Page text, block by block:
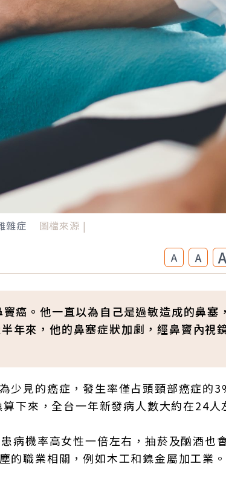
雜症 圖檔來源 |
A A A
癌。他一直以為自己是過敏造成的鼻塞
年來，他的鼻塞症狀加劇，經鼻竇內視
為少見的癌症，發生率僅占頭頸部癌症的
下來，全台一年新發病人數大約在24人
病機率高女性一倍左右，抽菸及酗酒也
的職業相關，例如木工和鎳金屬加工業。